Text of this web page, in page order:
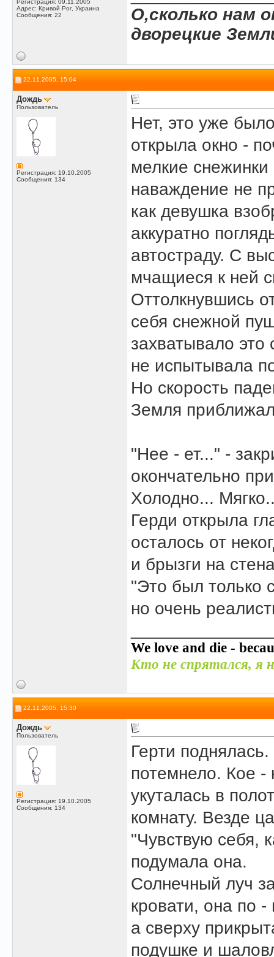
Регистрация: 09.11.2005
Адрес: Кривой Рог, Украина
Сообщения: 22
О,сколько нам
дворецкие
22.11.2005, 15:04
Дождь
Пользователь
Регистрация: 19.10.2005
Сообщения: 134
Нет, это уже
открыла окно -
мелкие
наваждение не
как девушка
аккуратно
автостраду. С
мчащиеся к ней
Оттолкнувшись
себя снежной
захватывало это
не испытывала
Но скорость
Земля
"Нее - ет..." -
окончательно
Холодно...
Герди открыла
осталось от
и брызги на
"Это был только
но очень
We love and die -
Кто не спрятался, я
22.11.2005, 15:30
Дождь
Пользователь
Регистрация: 19.10.2005
Сообщения: 134
Герти
потемнело. Кое
укуталась в
комнату. Везде
"Чувствую себя,
подумала она.
Солнечный луч
кровати, она по
а сверху
подушке и